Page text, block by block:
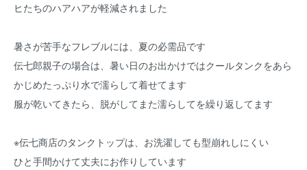
ヒたちのハアハアが軽減されました
暑さが苦手なフレブルには、夏の必需品です
伝七郎親子の場合は、暑い日のお出かけではクールタンクをあら
かじめたっぷり水で濡らして着せてます
服が乾いてきたら、脱がしてまた濡らしてを繰り返してます
※伝七商店のタンクトップは、お洗濯しても型崩れしにくい
ひと手間かけて丈夫にお作りしています